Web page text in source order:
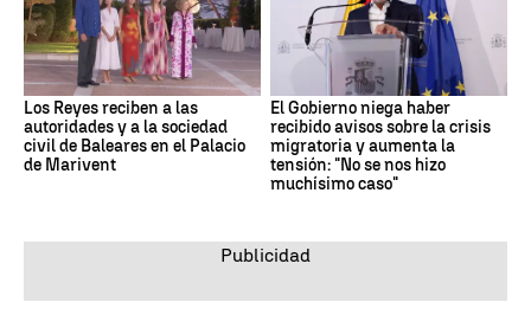
Los Reyes reciben a las
autoridades y a la sociedad
civil de Baleares en el Palacio
de Marivent
El Gobierno niega haber
recibido avisos sobre la crisis
migratoria y aumenta la
tensión: "No se nos hizo
muchísimo caso"